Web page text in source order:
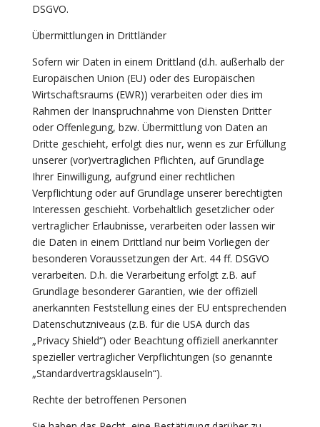
DSGVO.
Übermittlungen in Drittländer
Sofern wir Daten in einem Drittland (d.h. außerhalb der
Europäischen Union (EU) oder des Europäischen
Wirtschaftsraums (EWR)) verarbeiten oder dies im
Rahmen der Inanspruchnahme von Diensten Dritter
oder Offenlegung, bzw. Übermittlung von Daten an
Dritte geschieht, erfolgt dies nur, wenn es zur Erfüllung
unserer (vor)vertraglichen Pflichten, auf Grundlage
Ihrer Einwilligung, aufgrund einer rechtlichen
Verpflichtung oder auf Grundlage unserer berechtigten
Interessen geschieht. Vorbehaltlich gesetzlicher oder
vertraglicher Erlaubnisse, verarbeiten oder lassen wir
die Daten in einem Drittland nur beim Vorliegen der
besonderen Voraussetzungen der Art. 44 ff. DSGVO
verarbeiten. D.h. die Verarbeitung erfolgt z.B. auf
Grundlage besonderer Garantien, wie der offiziell
anerkannten Feststellung eines der EU entsprechenden
Datenschutzniveaus (z.B. für die USA durch das
„Privacy Shield“) oder Beachtung offiziell anerkannter
spezieller vertraglicher Verpflichtungen (so genannte
„Standardvertragsklauseln“).
Rechte der betroffenen Personen